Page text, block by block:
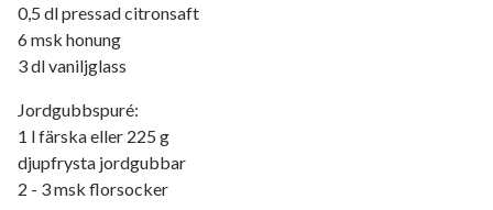
0,5 dl pressad citronsaft
6 msk honung
3 dl vaniljglass
Jordgubbspuré:
1 l färska eller 225 g
djupfrysta jordgubbar
2 - 3 msk florsocker